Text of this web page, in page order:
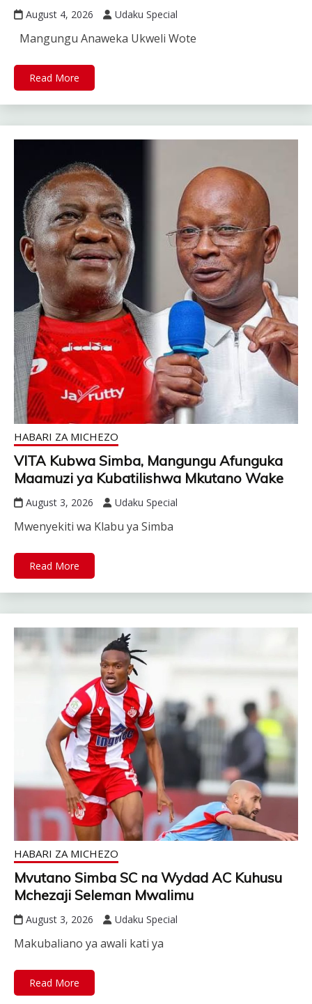
August 4, 2026 Udaku Special
Mangungu Anaweka Ukweli Wote
Read More
HABARI ZA MICHEZO
VITA Kubwa Simba, Mangungu Afunguka
Maamuzi ya Kubatilishwa Mkutano Wake
August 3, 2026 Udaku Special
Mwenyekiti wa Klabu ya Simba
Read More
HABARI ZA MICHEZO
Mvutano Simba SC na Wydad AC Kuhusu
Mchezaji Seleman Mwalimu
August 3, 2026 Udaku Special
Makubaliano ya awali kati ya
Read More